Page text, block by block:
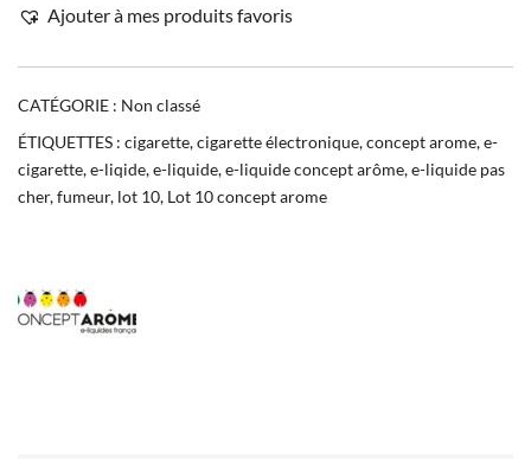
Ajouter à mes produits favoris
CATÉGORIE : Non classé
ÉTIQUETTES : cigarette,cigarette électronique,concept arome,e-
cigarette,e-liqide,e-liquide,e-liquide concept arôme,e-liquide pas
cher,fumeur, lot 10, Lot 10 concept arome